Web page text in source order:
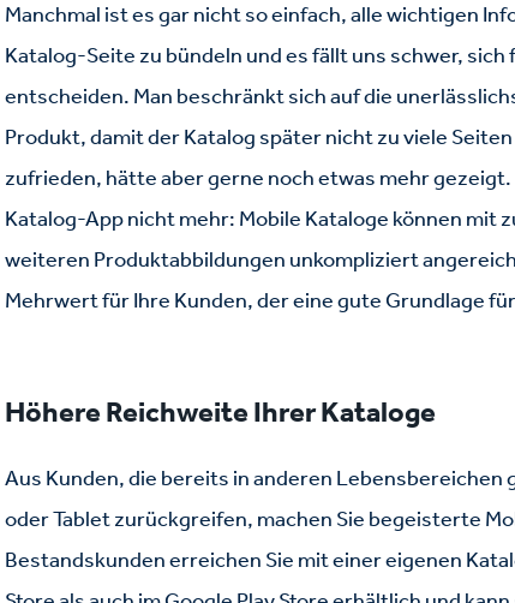
Manchmal ist es gar nicht so einfach, alle wichtigen
Katalog-Seite zu bündeln und es fällt uns schwer,
entscheiden. Man beschränkt sich auf die
Produkt, damit der Katalog später nicht zu viele
zufrieden, hätte aber gerne noch etwas mehr
Katalog-App nicht mehr: Mobile Kataloge können mit
weiteren Produktabbildungen unkompliziert
Mehrwert für Ihre Kunden, der eine gute Grundlage
Höhere Reichweite Ihrer Kataloge
Aus Kunden, die bereits in anderen Lebensbereichen
oder Tablet zurückgreifen, machen Sie begeisterte
Bestandskunden erreichen Sie mit einer eigenen